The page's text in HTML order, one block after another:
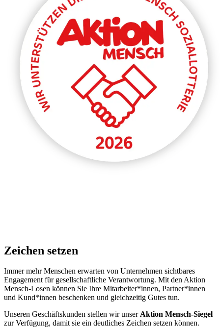
Zeichen setzen
Immer mehr Menschen erwarten von Unternehmen sichtbares
Engagement für gesellschaftliche Verantwortung. Mit den Aktion
Mensch-Losen können Sie Ihre Mitarbeiter*innen, Partner*innen
und Kund*innen beschenken und gleichzeitig Gutes tun.
Unseren Geschäftskunden stellen wir unserAktion Mensch-Siegel
zur Verfügung, damit sie ein deutliches Zeichen setzen können.